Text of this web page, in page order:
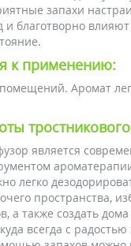
запахи
благотворно
к применению:
Аромат
является
легко
пространства,
а также создать
всегда с радостью